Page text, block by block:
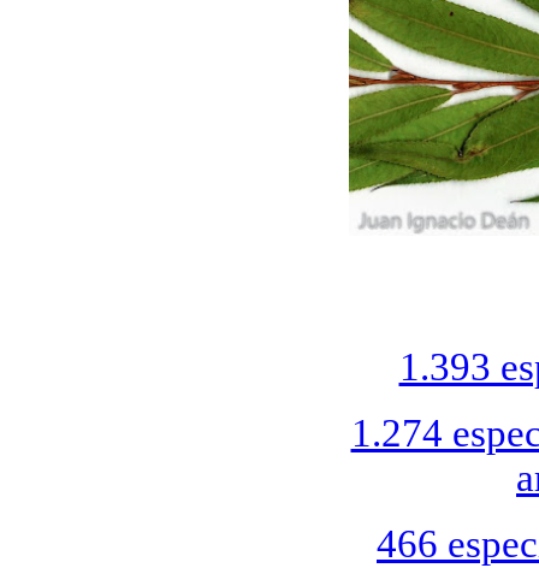
1.393
1.274
466